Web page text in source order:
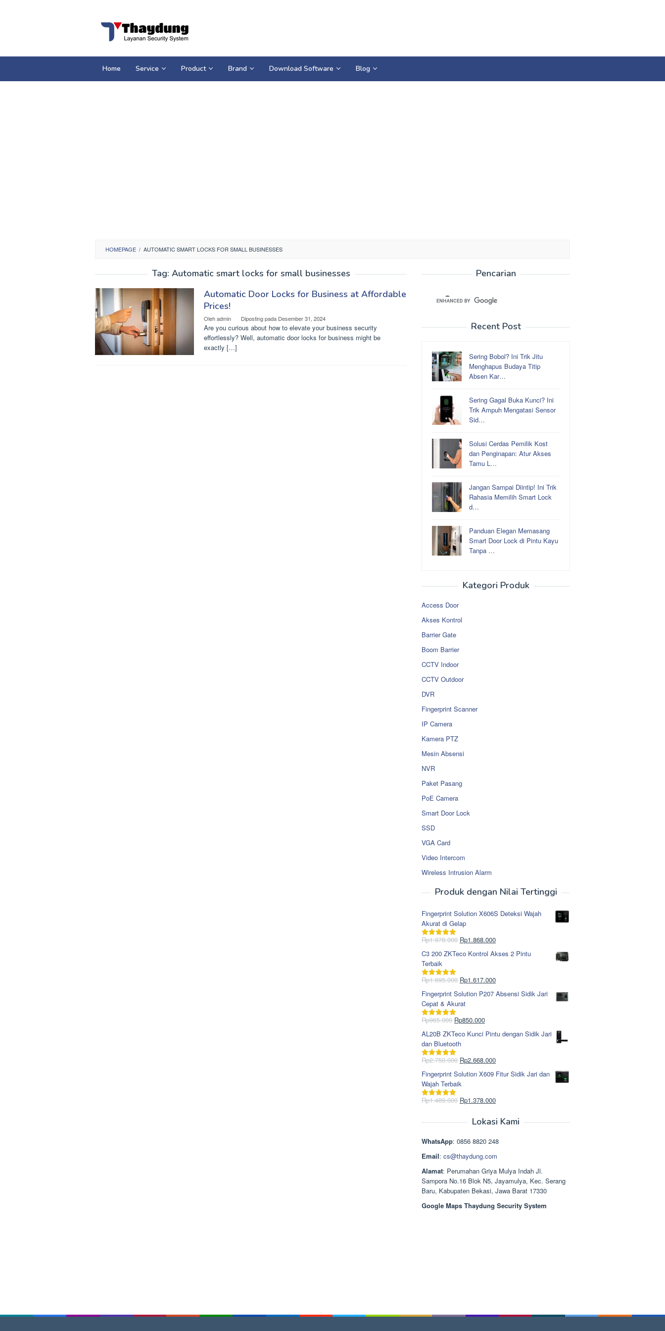
Home Service Product Brand Download Software Blog
HOMEPAGE / AUTOMATIC SMART LOCKS FOR SMALL BUSINESSES
Tag: Automatic smart locks for small businesses
Automatic Door Locks for Business at Affordable
Prices!
Olehadmin Diposting pada Desember 31, 2024
Are you curious about how to elevate your business security
effortlessly? Well, automatic door locks for business might be
exactly […]
Pencarian
Recent Post
Sering Bobol? Ini Trik Jitu
Menghapus Budaya Titip
Absen Kar…
Sering Gagal Buka Kunci? Ini
Trik Ampuh Mengatasi Sensor
Sid…
Solusi Cerdas Pemilik Kost
dan Penginapan: Atur Akses
Tamu L…
Jangan Sampai Diintip! Ini Trik
Rahasia Memilih Smart Lock
d…
Panduan Elegan Memasang
Smart Door Lock di Pintu Kayu
Tanpa …
Kategori Produk
Access Door
Akses Kontrol
Barrier Gate
Boom Barrier
CCTV Indoor
CCTV Outdoor
DVR
Fingerprint Scanner
IP Camera
Kamera PTZ
Mesin Absensi
NVR
Paket Pasang
PoE Camera
Smart Door Lock
SSD
VGA Card
Video Intercom
Wireless Intrusion Alarm
Produk dengan Nilai Tertinggi
Fingerprint Solution X606S Deteksi Wajah
Akurat di Gelap
Dinilai5.00
Rp1.978.000 Harga
aslinya
adalah:
Rp1.868.000Harga
saat
ini
Rp1.868.000.
C3 200 ZKTeco Kontrol Akses 2 Pintu
Terbaik
Dinilai5.00
Rp1.695.000 Harga
aslinya
adalah:
Rp1.695.000.
Rp1.617.000Harga
saat
ini
Fingerprint Solution P207 Absensi Sidik Jari
Cepat & Akurat
Dinilai5.00
Rp965.000 Harga
aslinya
adalah:
Rp965.000.
Rp850.000Harga
saat
ini
Rp850.000.
AL20B ZKTeco Kunci Pintu dengan Sidik Jari
dan Bluetooth
Dinilai5.00
Rp2.750.000 Harga
aslinya
adalah:
Rp2.750.000.
Rp2.668.000Harga
saat
ini
Rp2.668.000.
Fingerprint Solution X609 Fitur Sidik Jari dan
Wajah Terbaik
Dinilai5.00
Rp1.489.000 Harga
adalah:
Rp1.378.000Harga
ini
Rp1.378.000.
Lokasi Kami
WhatsApp: 0856 8820 248
Email: cs@thaydung.com
Alamat: Perumahan Griya Mulya Indah Jl.
Sampora No.16 Blok N5, Jayamulya, Kec. Serang
Baru, Kabupaten Bekasi, Jawa Barat 17330
Google Maps Thaydung Security System